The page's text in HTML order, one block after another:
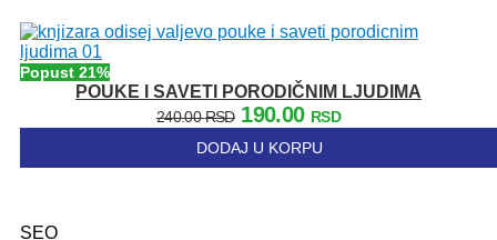
je
je:
Popust 21%
POUKE I SAVETI PORODIČNIM LJUDIMA
240.00RSD Originalna
cena
je
190.00 RSDTrenutna
je:
DODAJ U KORPU
SEO